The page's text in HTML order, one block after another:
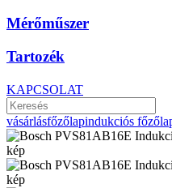
Mérőműszer
Tartozék
KAPCSOLAT
vásárlásfőzőlapindukciós